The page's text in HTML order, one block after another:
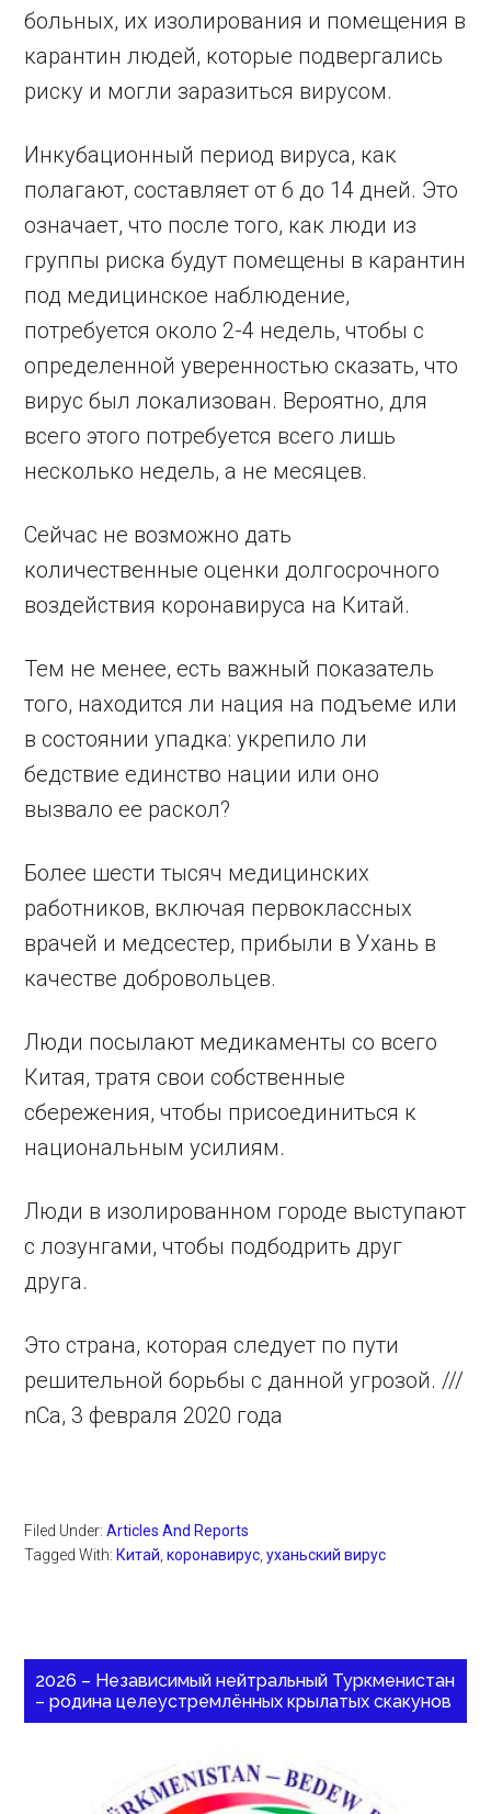
больных, их изолирования и помещения в
карантин людей, которые подвергались
риску и могли заразиться вирусом.
Инкубационный период вируса, как
полагают, составляет от 6 до 14 дней. Это
означает, что после того, как люди из
группы риска будут помещены в карантин
под медицинское наблюдение,
потребуется около 2-4 недель, чтобы с
определенной уверенностью сказать, что
вирус был локализован. Вероятно, для
всего этого потребуется всего лишь
несколько недель, а не месяцев.
Сейчас не возможно дать
количественные оценки долгосрочного
воздействия коронавируса на Китай.
Тем не менее, есть важный показатель
того, находится ли нация на подъеме или
в состоянии упадка: укрепило ли
бедствие единство нации или оно
вызвало ее раскол?
Более шести тысяч медицинских
работников, включая первоклассных
врачей и медсестер, прибыли в Ухань в
качестве добровольцев.
Люди посылают медикаменты со всего
Китая, тратя свои собственные
сбережения, чтобы присоединиться к
национальным усилиям.
Люди в изолированном городе выступают
с лозунгами, чтобы подбодрить друг
друга.
Это страна, которая следует по пути
решительной борьбы с данной угрозой. ///
nCa, 3 февраля 2020 года
Filed Under:Articles And Reports
Tagged With: Китай ,коронавирус ,уханьский вирус
2026 – Независимый нейтральный Туркменистан
– родина целеустремлённых крылатых скакунов